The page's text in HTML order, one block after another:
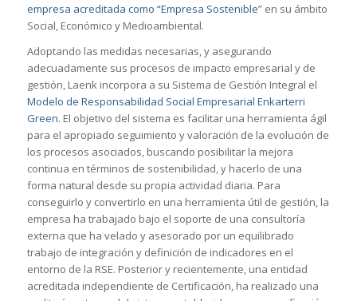
empresa acreditada como “Empresa Sostenible” en su ámbito
Social, Económico y Medioambiental.
Adoptando las medidas necesarias, y asegurando
adecuadamente sus procesos de impacto empresarial y de
gestión, Laenk incorpora a su Sistema de Gestión Integral el
Modelo de Responsabilidad Social Empresarial Enkarterri
Green. El objetivo del sistema es facilitar una herramienta ágil
para el apropiado seguimiento y valoración de la evolución de
los procesos asociados, buscando posibilitar la mejora
continua en términos de sostenibilidad, y hacerlo de una
forma natural desde su propia actividad diaria. Para
conseguirlo y convertirlo en una herramienta útil de gestión, la
empresa ha trabajado bajo el soporte de una consultoría
externa que ha velado y asesorado por un equilibrado
trabajo de integración y definición de indicadores en el
entorno de la RSE. Posterior y recientemente, una entidad
acreditada independiente de Certificación, ha realizado una